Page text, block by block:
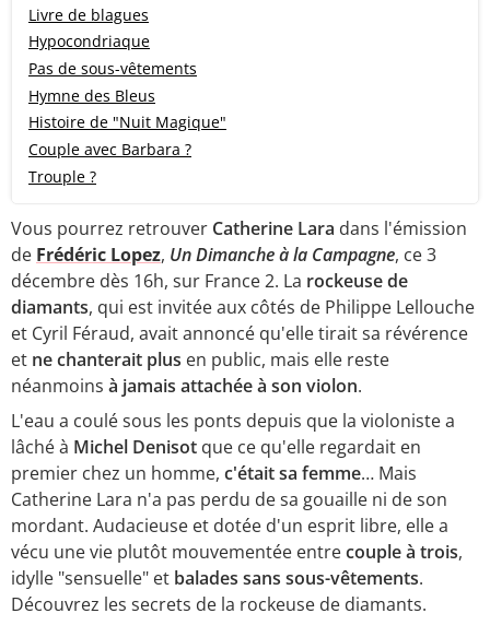
Livre de blagues
Hypocondriaque
Pas de sous-vêtements
Hymne des Bleus
Histoire de "Nuit Magique"
Couple avec Barbara ?
Trouple ?
Vous pourrez retrouver Catherine Lara dans l'émission
de Frédéric Lopez, Un Dimanche à la Campagne, ce 3
décembre dès 16h, sur France 2. La rockeuse de
diamants, qui est invitée aux côtés de Philippe Lellouche
et Cyril Féraud, avait annoncé qu'elle tirait sa révérence
et ne chanterait plus en public, mais elle reste
néanmoins à jamais attachée à son violon.
L'eau a coulé sous les ponts depuis que la violoniste a
lâché à Michel Denisot que ce qu'elle regardait en
premier chez un homme, c'était sa femme… Mais
Catherine Lara n'a pas perdu de sa gouaille ni de son
mordant. Audacieuse et dotée d'un esprit libre, elle a
vécu une vie plutôt mouvementée entrecouple à trois,
idylle "sensuelle" et balades sans sous-vêtements.
Découvrez les secrets de la rockeuse de diamants.